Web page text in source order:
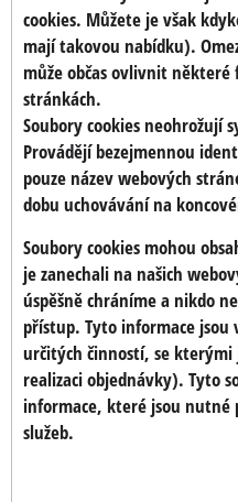
cookies. Můžete je však
mají takovou nabídku).
může občas ovlivnit
stránkách.
Soubory cookies neohrožují
Provádějí bezejmennou
pouze název webových
dobu uchovávání na
Soubory cookies mohou
je zanechali na našich
úspěšně chráníme a nikdo
přístup. Tyto informace
určitých činností, se
realizaci objednávky). Tyto
informace, které jsou nutné
služeb.